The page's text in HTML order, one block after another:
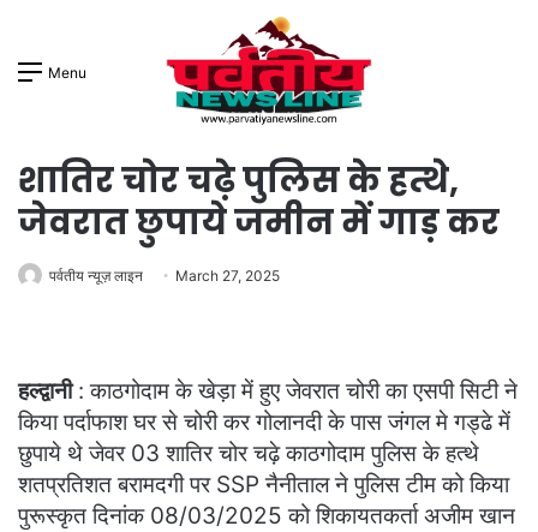
Menu
शातिर चोर चढ़े पुलिस के हत्थे,
जेवरात छुपाये जमीन में गाड़ कर
पर्वतीय न्यूज़ लाइन March 27, 2025
हल्द्वानी: काठगोदाम के खेड़ा में हुए जेवरात चोरी का एसपी सिटी ने
किया पर्दाफाश घर से चोरी कर गोलानदी के पास जंगल मे गड्ढे में
छुपाये थे जेवर 03 शातिर चोर चढ़े काठगोदाम पुलिस के हत्थे
शतप्रतिशत बरामदगी पर SSP नैनीताल ने पुलिस टीम को किया
पुरूस्कृत दिनांक 08/03/2025 को शिकायतकर्ता अजीम खान